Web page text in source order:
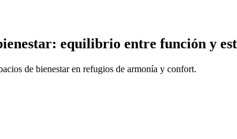
equilibrio entre función y
de bienestar en refugios de armonía y confort.